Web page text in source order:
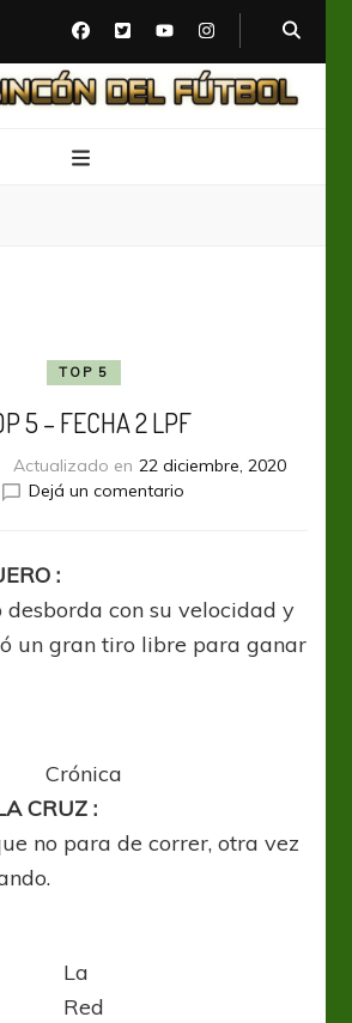
TOP 5
5 – FECHA 2 LPF
Actualizado en 22 diciembre, 2020
Dejá un comentarioen
2
LPF
:
desborda con su velocidad y
un gran tiro libre para ganar
Crónica
CRUZ :
no para de correr, otra vez
La
Red